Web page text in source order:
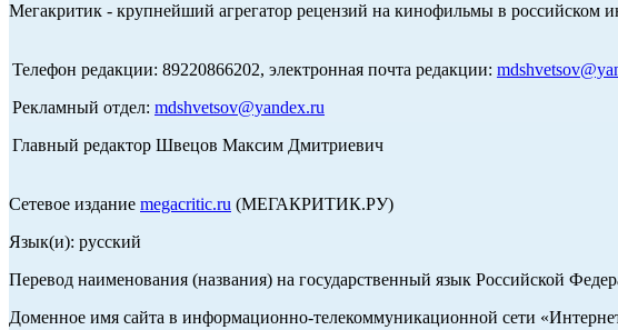
Мегакритик - крупнейший агрегатор рецензий на кинофильмы в российском
Телефон редакции: 89220866202, электронная почта редакции:
Рекламный отдел: mdshvetsov@yandex.ru
Главный редактор Швецов Максим Дмитриевич
Сетевое издание megacritic.ru (МЕГАКРИТИК.РУ)
Язык(и): русский
Перевод наименования (названия) на государственный язык Российской
Доменное имя сайта в информационно-телекоммуникационной сети